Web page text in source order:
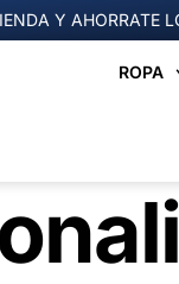
Y AHORRATE
ROPA